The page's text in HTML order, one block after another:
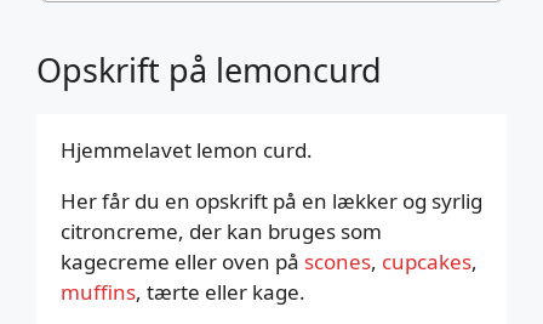
Opskrift på lemoncurd
Hjemmelavet lemon curd.
Her får du en opskrift på en lækker og syrlig
citroncreme, der kan bruges som
kagecreme eller oven på scones, cupcakes,
muffins, tærte eller kage.